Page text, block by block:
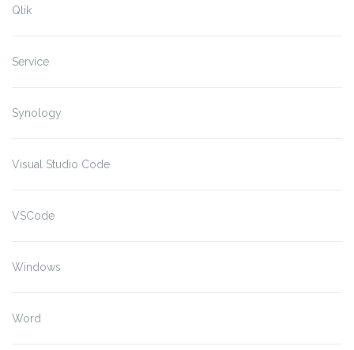
Qlik
Service
Synology
Visual Studio Code
VSCode
Windows
Word